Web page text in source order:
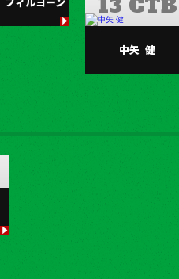
13 CTB
中矢 健